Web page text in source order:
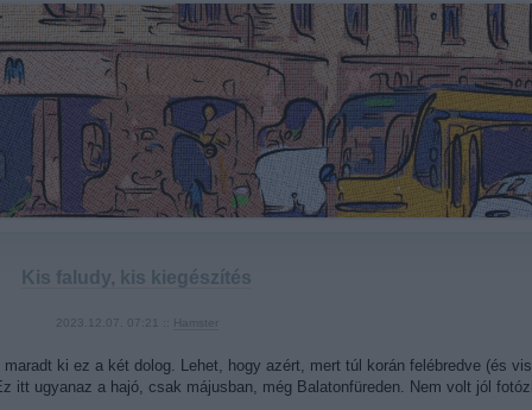
Kis faludy, kis kiegészítés
2023.12.07. 07:21 :: Hamster
ki ez a két dolog. Lehet, hogy azért, mert túl korán felébredve (és
itt ugyanaz a hajó, csak májusban, még Balatonfüreden. Nem volt jól